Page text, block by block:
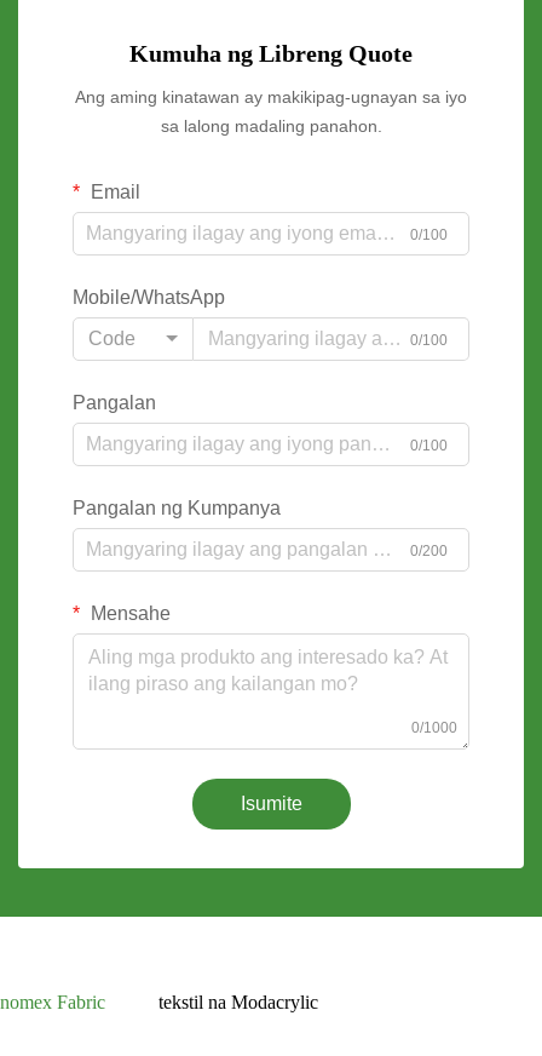
Kumuha ng Libreng Quote
Ang aming kinatawan ay makikipag-ugnayan sa iyo
sa lalong madaling panahon.
Email
0/100
Mobile/WhatsApp
Code
0/100
Pangalan
0/100
Pangalan ng Kumpanya
0/200
Mensahe
0/1000
Isumite
nomex Fabric tekstil na Modacrylic